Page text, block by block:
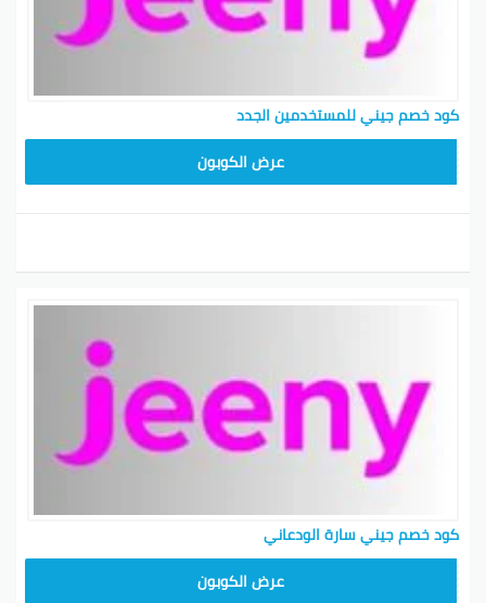
كود خصم جيني للمستخدمين الجدد
عرض الكوبون
كود خصم جيني سارة الودعاني
عرض الكوبون